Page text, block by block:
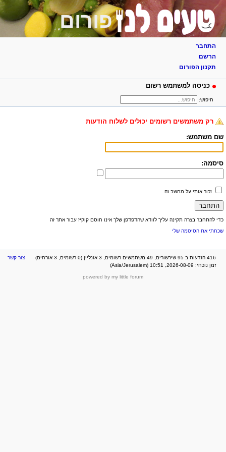
פורום
התחבר
הרשם
תקנון הפורום
כניסה למשתמש רשום
חיפוש:
רק משתמשים רשומים יכולים לשלוח הודעות
שם משתמש:
סיסמה:
זכור אותי על מחשב זה
כדי להתחבר בצרה תקינה עליך לוודא שהדפדפן שלך אינו חוסם קוקיז עבור אתר זה
שכחתי את הסיסמה שלי
416 הודעות ב 95 שירשורים, 49 משתמשים רשומים, 3 אונליין (0 רשומים, 3 אורחים)
זמן נוכחי: 2026-08-09, 10:51 (Asia/Jerusalem)
צור קשר
powered by my little forum